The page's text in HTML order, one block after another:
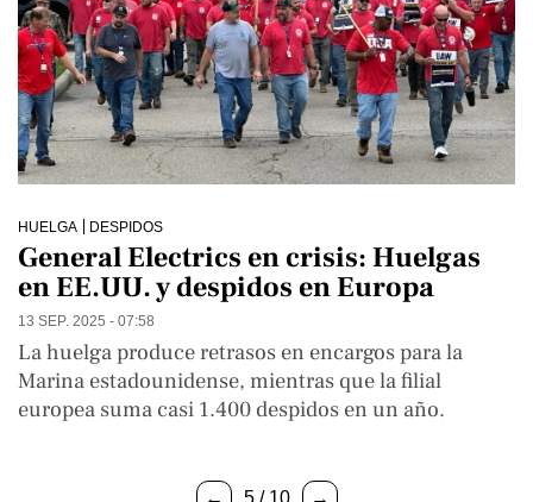
HUELGA DESPIDOS
General Electrics en crisis: Huelgas
en EE.UU. y despidos en Europa
13 SEP. 2025 - 07:58
La huelga produce retrasos en encargos para la
Marina estadounidense, mientras que la filial
europea suma casi 1.400 despidos en un año.